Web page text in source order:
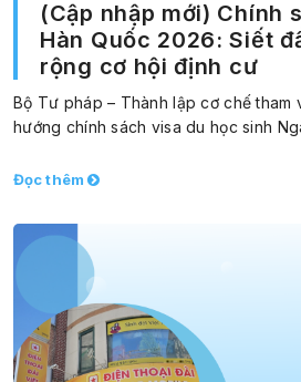
(Cập nhập mới) Chính
Hàn Quốc 2026: Siết
rộng cơ hội định cư
Bộ Tư pháp – Thành lập cơ chế tham
hướng chính sách visa du học sinh
Đọc thêm